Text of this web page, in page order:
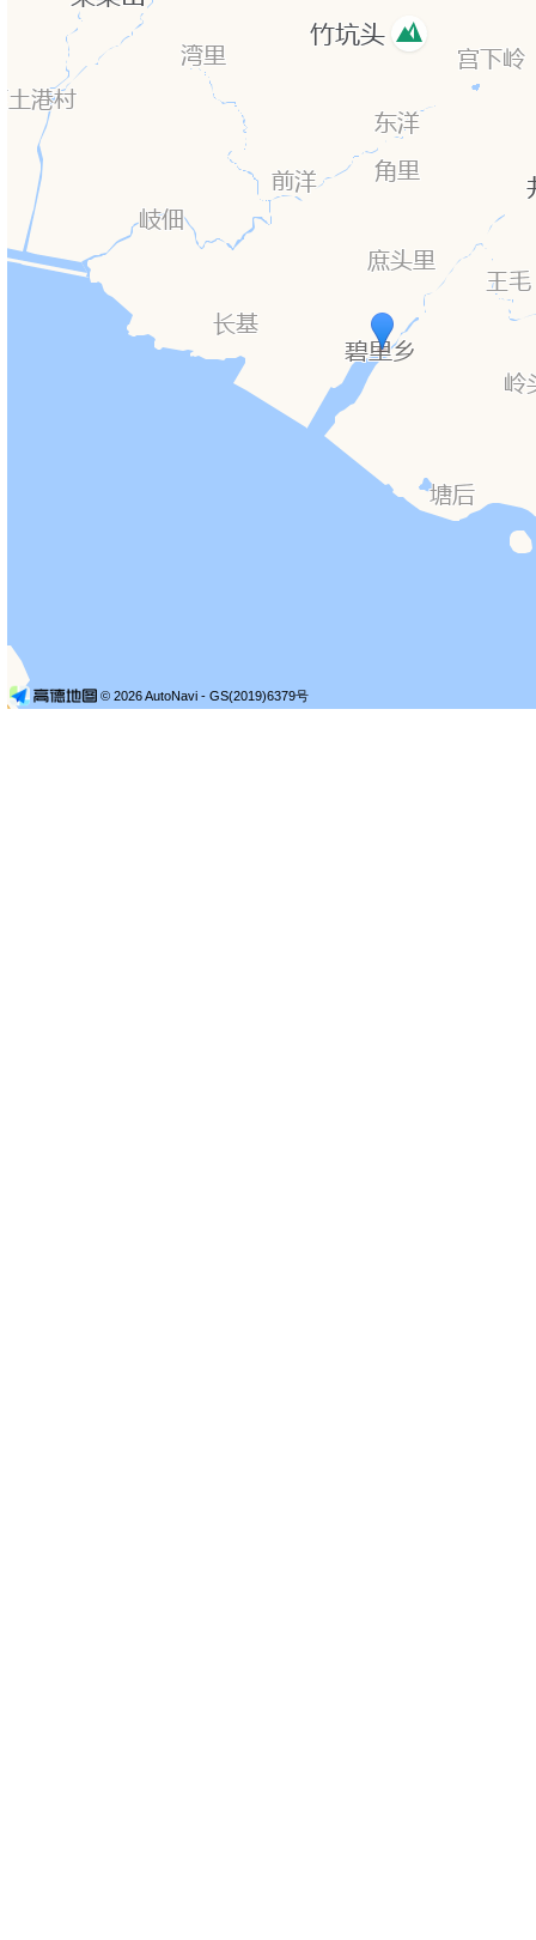
© 2026 AutoNavi- GS(2019)6379号